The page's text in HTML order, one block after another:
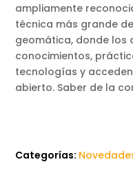
ampliamente
técnica más grande
geomática, donde los
conocimientos,
tecnologías y
abierto. Saber de la
Categorías: